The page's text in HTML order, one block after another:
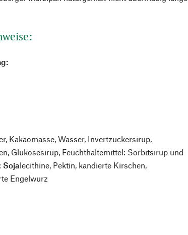
Kakaomasse, Wasser, Invertzuckersirup,
Glukosesirup, Feuchthaltemittel: Sorbitsirup und
Sojalecithine, Pektin, kandierte Kirschen,
Engelwurz